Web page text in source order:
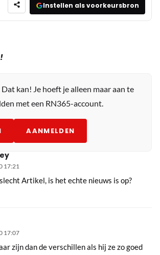
Instellen als voorkeursbron
kan! Je hoeft je alleen maar aan te
met een RN365-account.
AANMELDEN
17:07
zijn dan de verschillen als hij ze zo goed
17:21
Artikel, is het echte nieuws is op?